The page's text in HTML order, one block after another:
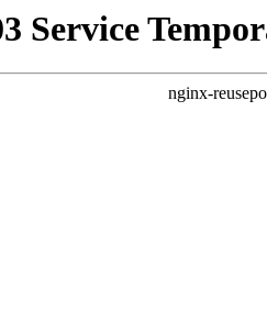
Service
nginx-